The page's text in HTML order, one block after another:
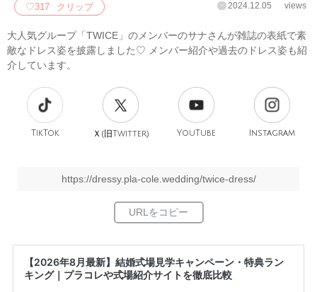
♡317 クリップ 2024.12.05 views
大人気グループ「TWICE」のメンバーのサナさんが雑誌の表紙で素
敵なドレス姿を披露しました♡ メンバー紹介や過去のドレス姿も紹
介しています。
TikTok Ｘ(旧 Twitter) YouTube Instagram
https://dressy.pla-cole.wedding/twice-dress/
【2026年8月最新】結婚式場見学キャンペーン・特典ラン
キング｜プラコレや式場紹介サイトを徹底比較